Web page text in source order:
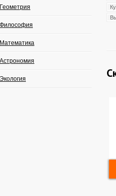
Геометрия
Философия
Математика
Астрономия
Экология